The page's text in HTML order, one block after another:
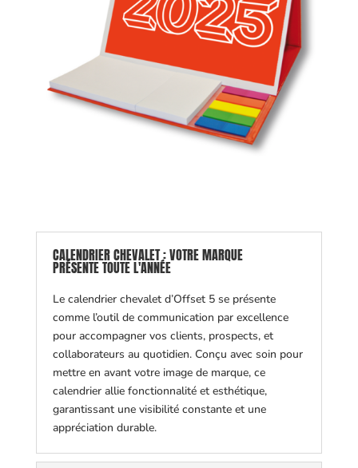
CALENDRIER CHEVALET : VOTRE MARQUE
PRÉSENTE TOUTE L'ANNÉE
Le calendrier chevalet d’Offset 5 se présente
comme l’outil de communication par excellence
pour accompagner vos clients, prospects, et
collaborateurs au quotidien. Conçu avec soin pour
mettre en avant votre image de marque, ce
calendrier allie fonctionnalité et esthétique,
garantissant une visibilité constante et une
appréciation durable.